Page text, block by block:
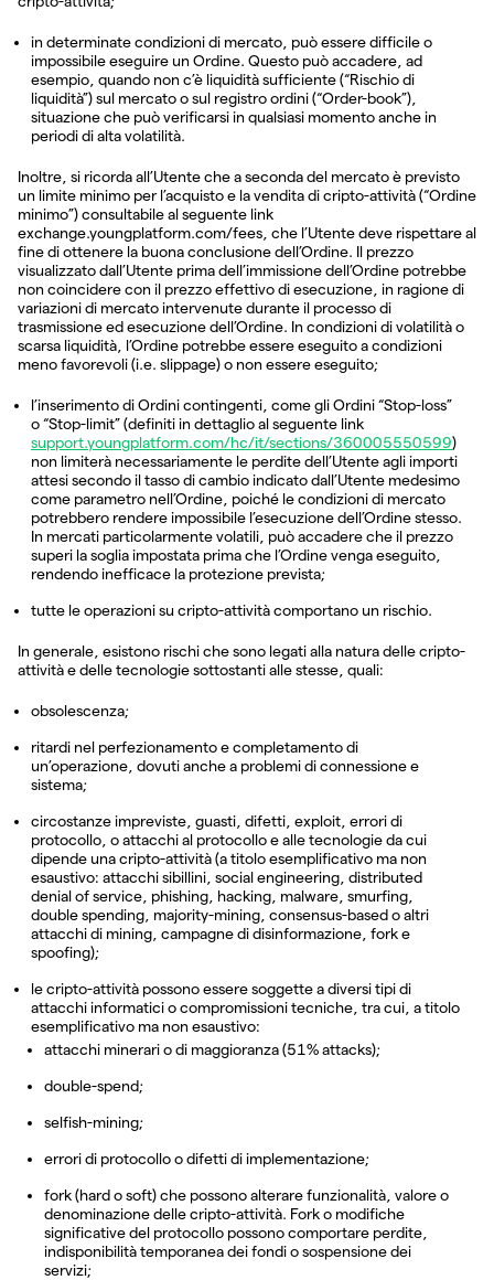
in determinate condizioni di mercato, può essere difficile o
impossibile eseguire un Ordine. Questo può accadere, ad
esempio, quando non c’è liquidità sufficiente (“Rischio di
liquidità”) sul mercato o sul registro ordini (“Order-book”),
situazione che può verificarsi in qualsiasi momento anche in
periodi di alta volatilità.
Inoltre, si ricorda all’Utente che a seconda del mercato è previsto
un limite minimo per l’acquisto e la vendita di cripto-attività (“Ordine
minimo”) consultabile al seguente link
exchange.youngplatform.com/fees, che l’Utente deve rispettare al
fine di ottenere la buona conclusione dell’Ordine. Il prezzo
visualizzato dall’Utente prima dell’immissione dell’Ordine potrebbe
non coincidere con il prezzo effettivo di esecuzione, in ragione di
variazioni di mercato intervenute durante il processo di
trasmissione ed esecuzione dell’Ordine. In condizioni di volatilità o
scarsa liquidità, l’Ordine potrebbe essere eseguito a condizioni
meno favorevoli (i.e. slippage) o non essere eseguito;
l’inserimento di Ordini contingenti, come gli Ordini “Stop-loss”
o “Stop-limit” (definiti in dettaglio al seguente link
support.youngplatform.com/hc/it/sections/360005550599)
non limiterà necessariamente le perdite dell’Utente agli importi
attesi secondo il tasso di cambio indicato dall’Utente medesimo
come parametro nell’Ordine, poiché le condizioni di mercato
potrebbero rendere impossibile l’esecuzione dell’Ordine stesso.
In mercati particolarmente volatili, può accadere che il prezzo
superi la soglia impostata prima che l’Ordine venga eseguito,
rendendo inefficace la protezione prevista;
tutte le operazioni su cripto-attività comportano un rischio.
In generale, esistono rischi che sono legati alla natura delle cripto-
attività e delle tecnologie sottostanti alle stesse, quali:
obsolescenza;
ritardi nel perfezionamento e completamento di
un’operazione, dovuti anche a problemi di connessione e
sistema;
circostanze impreviste, guasti, difetti, exploit, errori di
protocollo, o attacchi al protocollo e alle tecnologie da cui
dipende una cripto-attività (a titolo esemplificativo ma non
esaustivo: attacchi sibillini, social engineering, distributed
denial of service, phishing, hacking, malware, smurfing,
double spending, majority-mining, consensus-based o altri
attacchi di mining, campagne di disinformazione, fork e
spoofing);
le cripto-attività possono essere soggette a diversi tipi di
attacchi informatici o compromissioni tecniche, tra cui, a titolo
esemplificativo ma non esaustivo:
attacchi minerari o di maggioranza (51% attacks);
double-spend;
selfish-mining;
errori di protocollo o difetti di implementazione;
fork (hard o soft) che possono alterare funzionalità, valore o
denominazione delle cripto-attività. Fork o modifiche
significative del protocollo possono comportare perdite,
indisponibilità temporanea dei fondi o sospensione dei
servizi;